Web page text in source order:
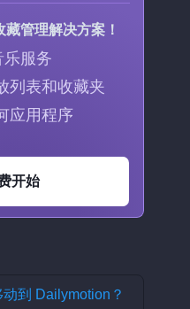
管理解决方案！
乐服务
列表和收藏夹
应用程序
开始
到 Dailymotion？